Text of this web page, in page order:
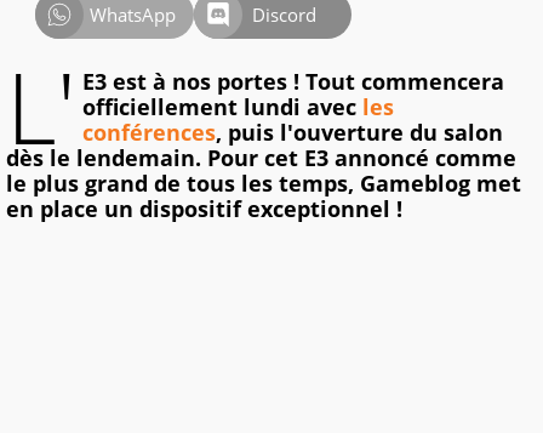
WhatsApp
Discord
L' E3 est à nos portes ! Tout commencera
officiellement lundi avec les
conférences, puis l'ouverture du salon
dès le lendemain. Pour cet E3 annoncé comme
le plus grand de tous les temps, Gameblog met
en place un dispositif exceptionnel !